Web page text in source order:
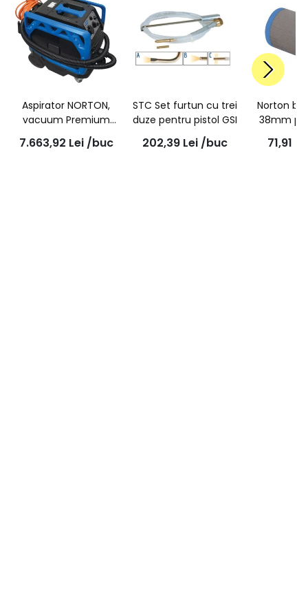
Aspirator NORTON,
vacuum Premium
CV4E 40/L - 5 ani
garantie
7.663,92 Lei /buc
STC Set furtun cu trei
duze pentru pistol GSI
202,39 Lei /buc
Norton
38mm
71,91